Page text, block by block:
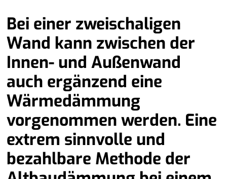
Bei einer zweischaligen
Wand kann zwischen der
Innen- und Außenwand
auch ergänzend eine
Wärmedämmung
vorgenommen werden. Eine
extrem sinnvolle und
bezahlbare Methode der